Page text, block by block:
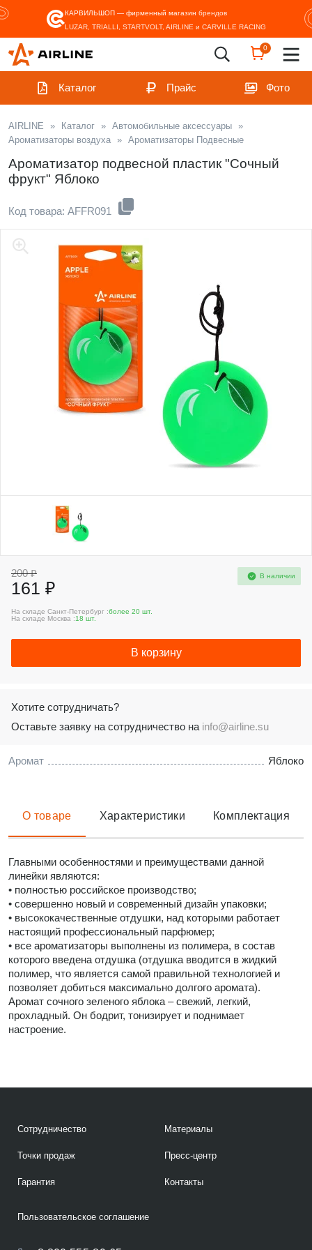
КАРВИЛЬШОП — фирменный магазин брендов
LUZAR, TRIALLI, STARTVOLT, AIRLINE и CARVILLE RACING
0
Каталог Прайс Фото
AIRLINE » Каталог » Автомобильные аксессуары »
Ароматизаторы воздуха » Ароматизаторы Подвесные
Ароматизатор подвесной пластик "Сочный
фрукт" Яблоко
Код товара: AFFR091
Аромат Яблоко
200 ₽
161 ₽
В наличии
На складе Санкт-Петербург :более 20 шт.
На складе Москва :18 шт.
В корзину
Хотите сотрудничать?
Оставьте заявку на сотрудничество на info@airline.su
О товаре Характеристики Комплектация
Главными особенностями и преимуществами данной
линейки являются:
• полностью российское производство;
• совершенно новый и современный дизайн упаковки;
• высококачественные отдушки, над которыми работает
настоящий профессиональный парфюмер;
• все ароматизаторы выполнены из полимера, в состав
которого введена отдушка (отдушка вводится в жидкий
полимер, что является самой правильной технологией и
позволяет добиться максимально долгого аромата).
Аромат сочного зеленого яблока – свежий, легкий,
прохладный. Он бодрит, тонизирует и поднимает
настроение.
Сотрудничество
Точки продаж
Гарантия
Материалы
Пресс-центр
Контакты
Пользовательское соглашение